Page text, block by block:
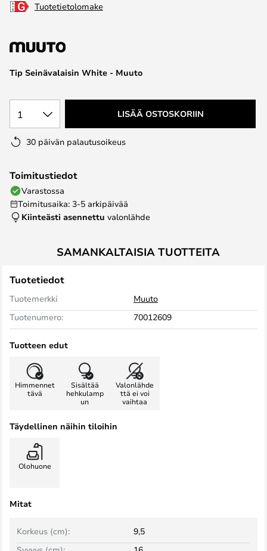
of
images
Tip Seinävalaisin White - Muuto
Tuotetietolomake
1 LISÄÄ OSTOSKORIIN
30 päivän palautusoikeus
Toimitustiedot
Varastossa
Toimitusaika: 3-5 arkipäivää
Kiinteästi asennettu valonlähde
SAMANKALTAISIA TUOTTEITA
Tuotetiedot
Tuotemerkki
Muuto
Tuotenumero:
70012609
Tuotteen edut
Himmennet
tävä
Sisältää
hehkulamp
un
Valonlähde
ttä ei voi
vaihtaa
Täydellinen näihin tiloihin
Olohuone
Mitat
Korkeus (cm):
9,5